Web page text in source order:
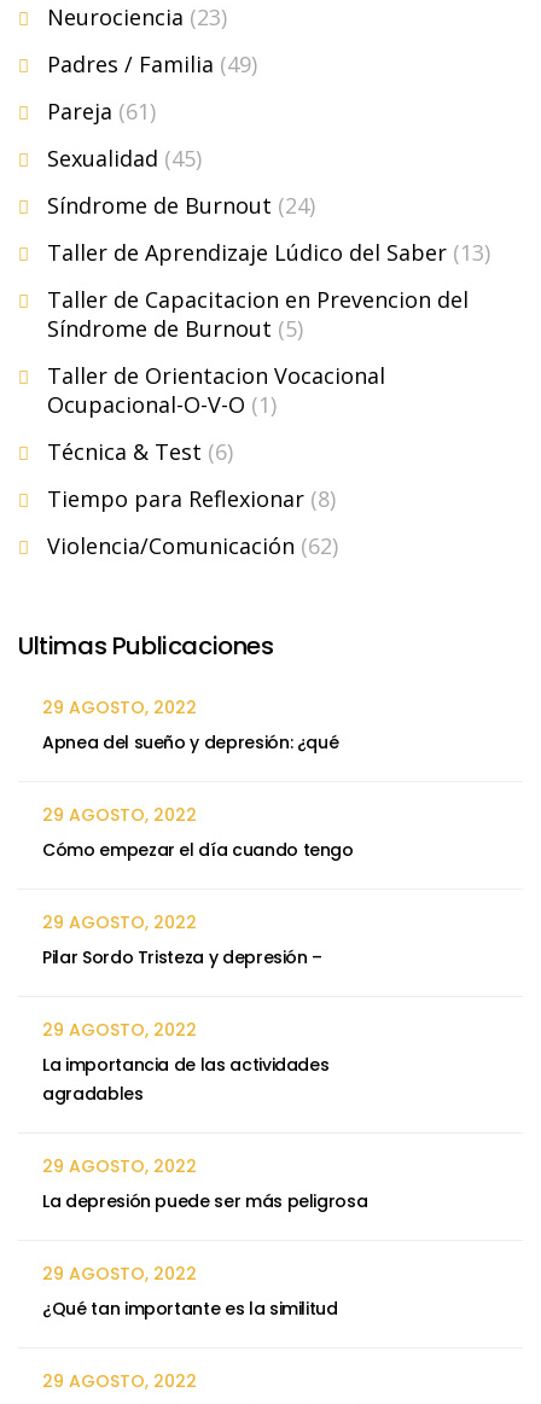
Neurociencia (23)
Padres / Familia (49)
Pareja (61)
Sexualidad (45)
Síndrome de Burnout (24)
Taller de Aprendizaje Lúdico del Saber (13)
Taller de Capacitacion en Prevencion del
Síndrome de Burnout (5)
Taller de Orientacion Vocacional
Ocupacional-O-V-O (1)
Técnica & Test (6)
Tiempo para Reflexionar (8)
Violencia/Comunicación (62)
Ultimas Publicaciones
29 AGOSTO, 2022
Apnea del sueño y depresión: ¿qué
29 AGOSTO, 2022
Cómo empezar el día cuando tengo
29 AGOSTO, 2022
Pilar Sordo Tristeza y depresión –
29 AGOSTO, 2022
La importancia de las actividades
agradables
29 AGOSTO, 2022
La depresión puede ser más peligrosa
29 AGOSTO, 2022
¿Qué tan importante es la similitud
29 AGOSTO, 2022